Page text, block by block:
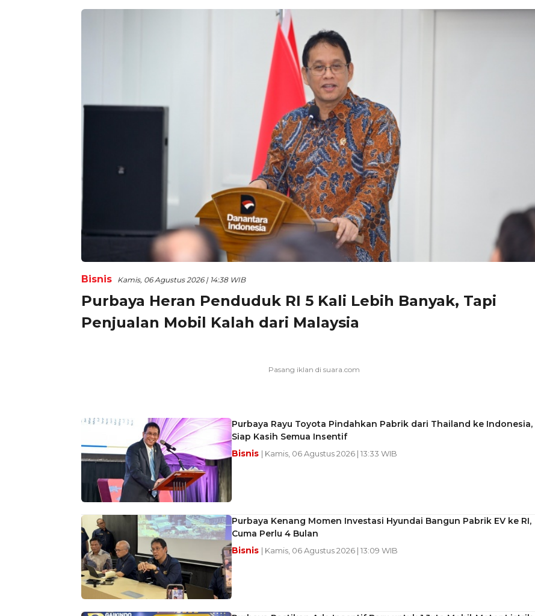
Bisnis Kamis, 06 Agustus 2026 | 14:38 WIB
Purbaya Heran Penduduk RI 5 Kali Lebih Banyak, Tapi
Penjualan Mobil Kalah dari Malaysia
Purbaya Rayu Toyota Pindahkan Pabrik dari Thailand ke Indonesia,
Siap Kasih Semua Insentif
Bisnis | Kamis, 06 Agustus 2026 | 13:33 WIB
Purbaya Kenang Momen Investasi Hyundai Bangun Pabrik EV ke RI,
Cuma Perlu 4 Bulan
Bisnis | Kamis, 06 Agustus 2026 | 13:09 WIB